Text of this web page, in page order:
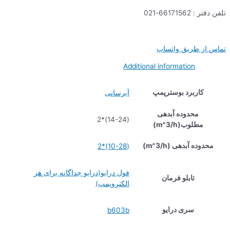
تلفن دفتر : 66171562-021
تماس از طریق واتساپ
Additional information
کاربرد بوسترپمپ آبرسانی
محدوده آبدهی
مطلوب(m^3/h)
(14-24)*2
محدوده آبدهی (m^3/h) (10-28)*2
تابلو فرمان
فول درایو(درایو جداگانه برای هر
الکتروپمپ)
سری درایو b603b